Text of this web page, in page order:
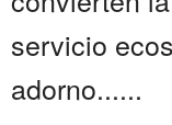
servicio
adorno......